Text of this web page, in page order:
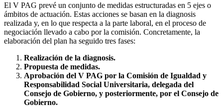
El V PAG prevé un conjunto de medidas estructuradas en 5 ejes o
ámbitos de actuación. Estas acciones se basan en la diagnosis
realizada y, en lo que respecta a la parte laboral, en el proceso de
negociación llevado a cabo por la comisión. Concretamente, la
elaboración del plan ha seguido tres fases:
Realización de la diagnosis.
Propuesta de medidas.
Aprobación del V PAG por la Comisión de Igualdad y
Responsabilidad Social Universitaria, delegada del
Consejo de Gobierno, y posteriormente, por el Consejo de
Gobierno.